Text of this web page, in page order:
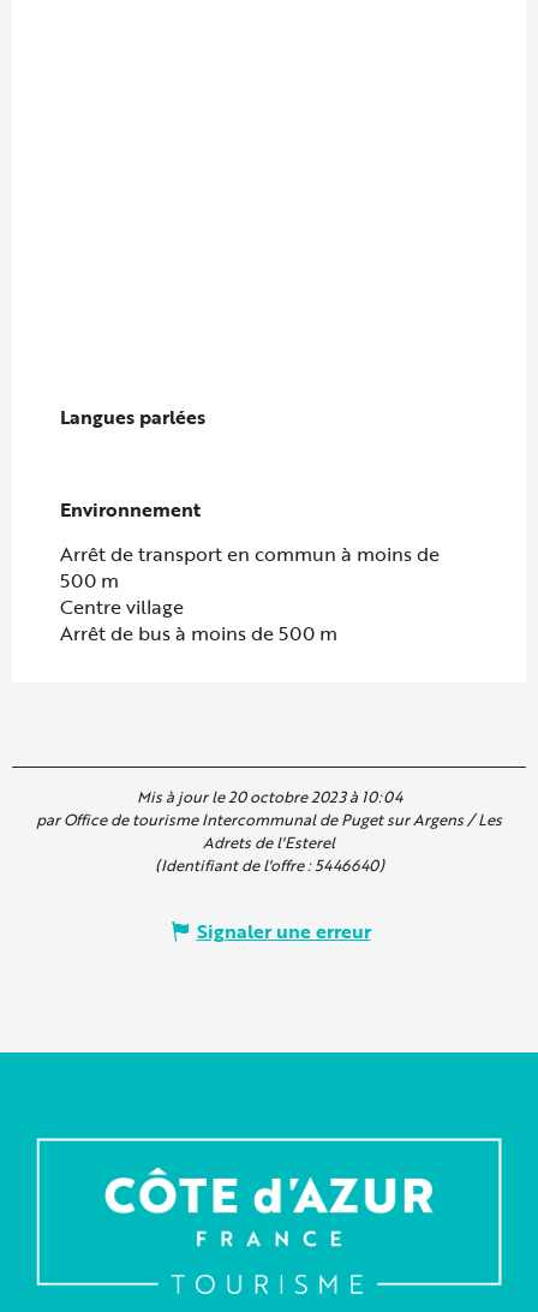
Langues parlées
Langues parlées
Environnement
Environnement
Arrêt de transport en commun à moins de
500 m
Centre village
Arrêt de bus à moins de 500 m
Mis à jour le 20 octobre 2023 à 10:04
par Office de tourisme Intercommunal de Puget sur Argens / Les
Adrets de l'Esterel
(Identifiant de l'offre :5446640)
Signaler une erreur